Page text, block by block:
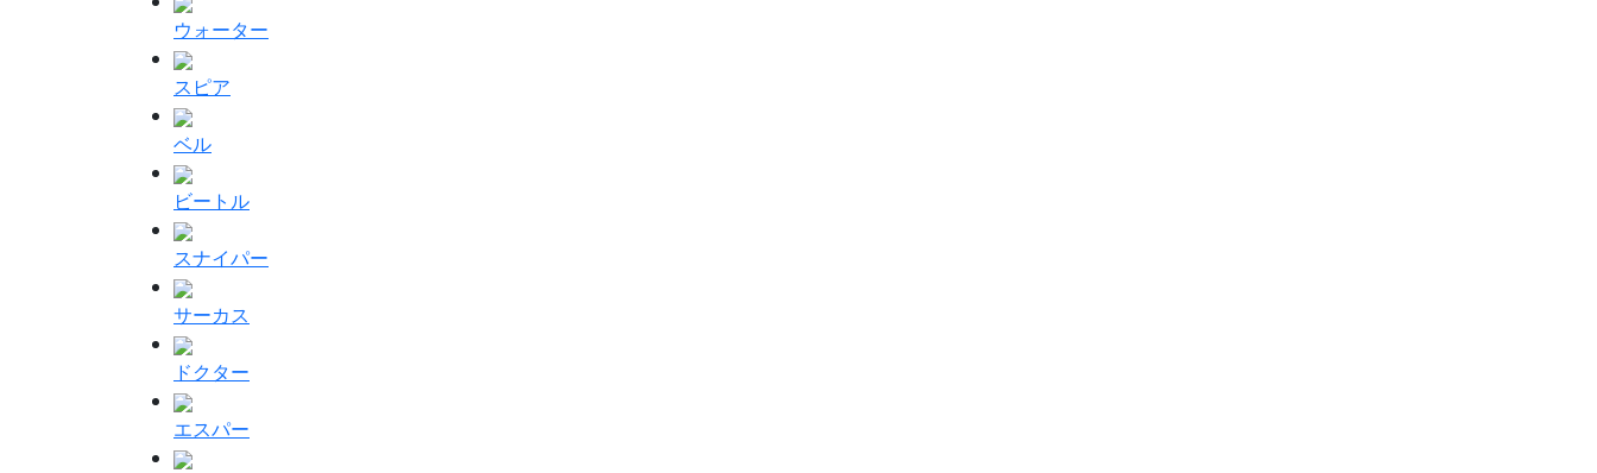
ウォーター
スピア
ベル
ビートル
スナイパー
サーカス
ドクター
エスパー